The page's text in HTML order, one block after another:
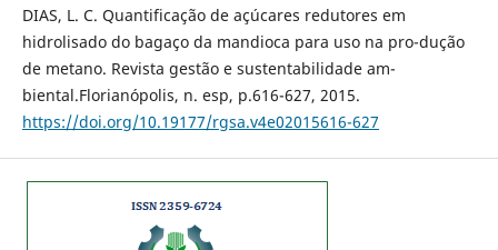
DIAS, L. C. Quantificação de açúcares redutores em
hidrolisado do bagaço da mandioca para uso na pro-dução
de metano. Revista gestão e sustentabilidade am-
biental.Florianópolis, n. esp, p.616-627, 2015.
https://doi.org/10.19177/rgsa.v4e02015616-627